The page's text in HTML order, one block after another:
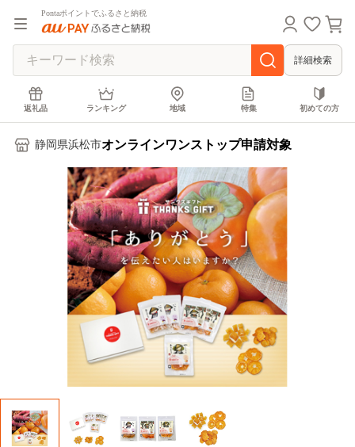
Pontaポイントでふるさと納税
詳細検索
返礼品 ランキング 地域 特集 初めての方
静岡県浜松市オンラインワンストップ申請対象